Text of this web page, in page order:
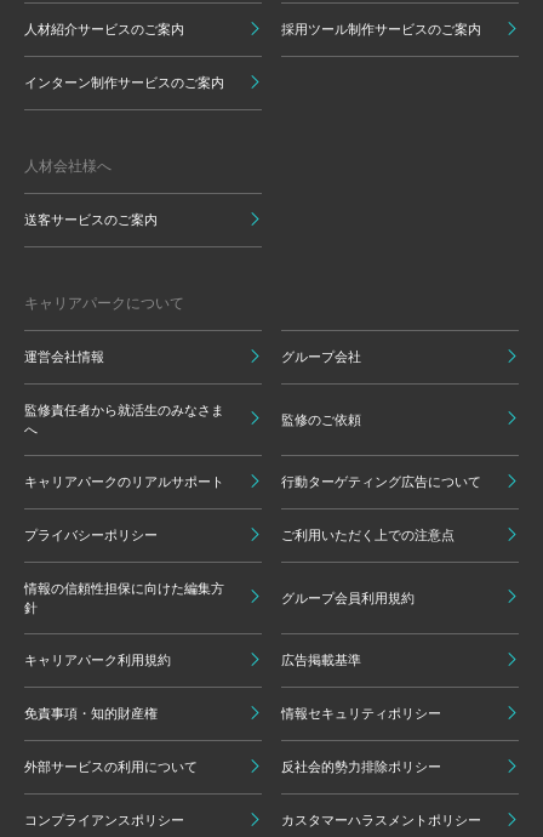
人材紹介サービスのご案内 採用ツール制作サービスのご案内
インターン制作サービスのご案内
人材会社様へ
送客サービスのご案内
キャリアパークについて
運営会社情報 グループ会社
監修責任者から就活生のみなさま
へ
監修のご依頼
キャリアパークのリアルサポート 行動ターゲティング広告について
プライバシーポリシー ご利用いただく上での注意点
情報の信頼性担保に向けた編集方
針
グループ会員利用規約
キャリアパーク利用規約 広告掲載基準
免責事項・知的財産権 情報セキュリティポリシー
外部サービスの利用について 反社会的勢力排除ポリシー
コンプライアンスポリシー カスタマーハラスメントポリシー